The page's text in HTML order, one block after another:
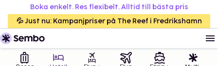
Boka enkelt. Res flexibelt. Alltid till bästa pris
💦 Just nu: Kampanjpriser på The Reef i Fredrikshamn